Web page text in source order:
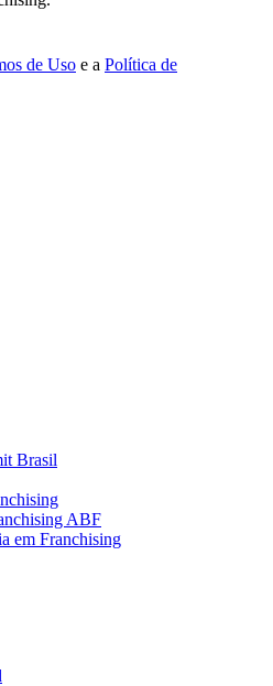
de Uso e a Política de
Brasil
ABF
em Franchising